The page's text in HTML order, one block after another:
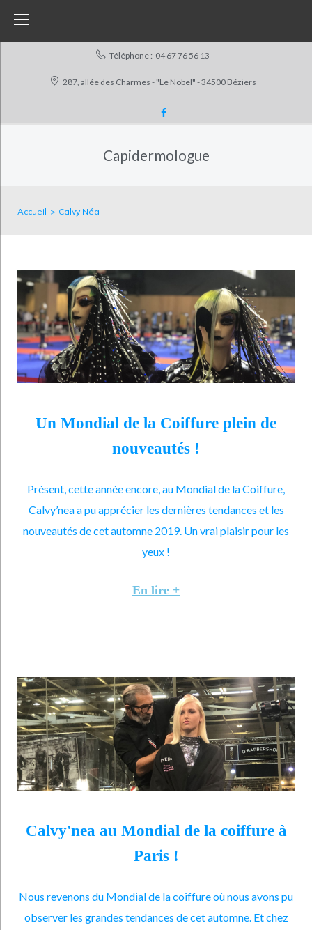
Téléphone : 04 67 76 56 13
287, allée des Charmes - "Le Nobel" - 34500 Béziers
Capidermologue
Accueil > Calvy’Néa
Catégorie :
Calvy’Néa
Un Mondial de la Coiffure plein de
nouveautés !
Présent, cette année encore, au Mondial de la Coiffure,
Calvy’nea a pu apprécier les dernières tendances et les
nouveautés de cet automne 2019. Un vrai plaisir pour les
yeux !
En lire +
Calvy'nea au Mondial de la coiffure à
Paris !
Nous revenons du Mondial de la coiffure où nous avons pu
observer les grandes tendances de cet automne. Et chez